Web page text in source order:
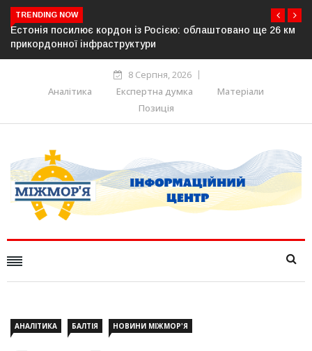
TRENDING NOW
кордон із Росією: облаштовано ще 26 км
У Словаччині
походження
8 Серпня, 2026
Аналітика
Експертна думка
Матеріали
Позиція
АНАЛІТИКА БАЛТІЯ НОВИНИ МІЖМОР'Я